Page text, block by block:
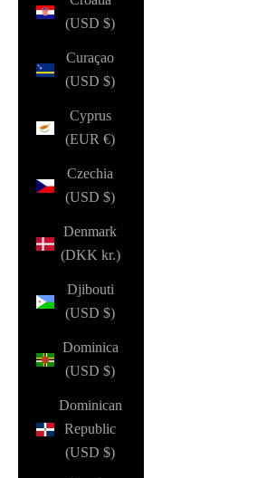
(USD $)
Curaçao
(USD $)
Cyprus
(EUR €)
Czechia
(USD $)
Denmark
(DKK kr.)
Djibouti
(USD $)
Dominica
(USD $)
Dominican
Republic
(USD $)